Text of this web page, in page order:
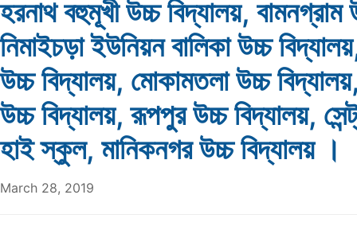
হরনাথ বহুমূখী উচ্চ বিদ্যালয়, বামনগ্রাম
নিমাইচড়া ইউনিয়ন বালিকা উচ্চ
উচ্চ বিদ্যালয়, মোকামতলা উচ্চ
উচ্চ বিদ্যালয়, রূপপুর উচ্চ বিদ্যালয়,
হাই স্কুল, মানিকনগর উচ্চ বিদ্যালয় ।
March 28, 2019